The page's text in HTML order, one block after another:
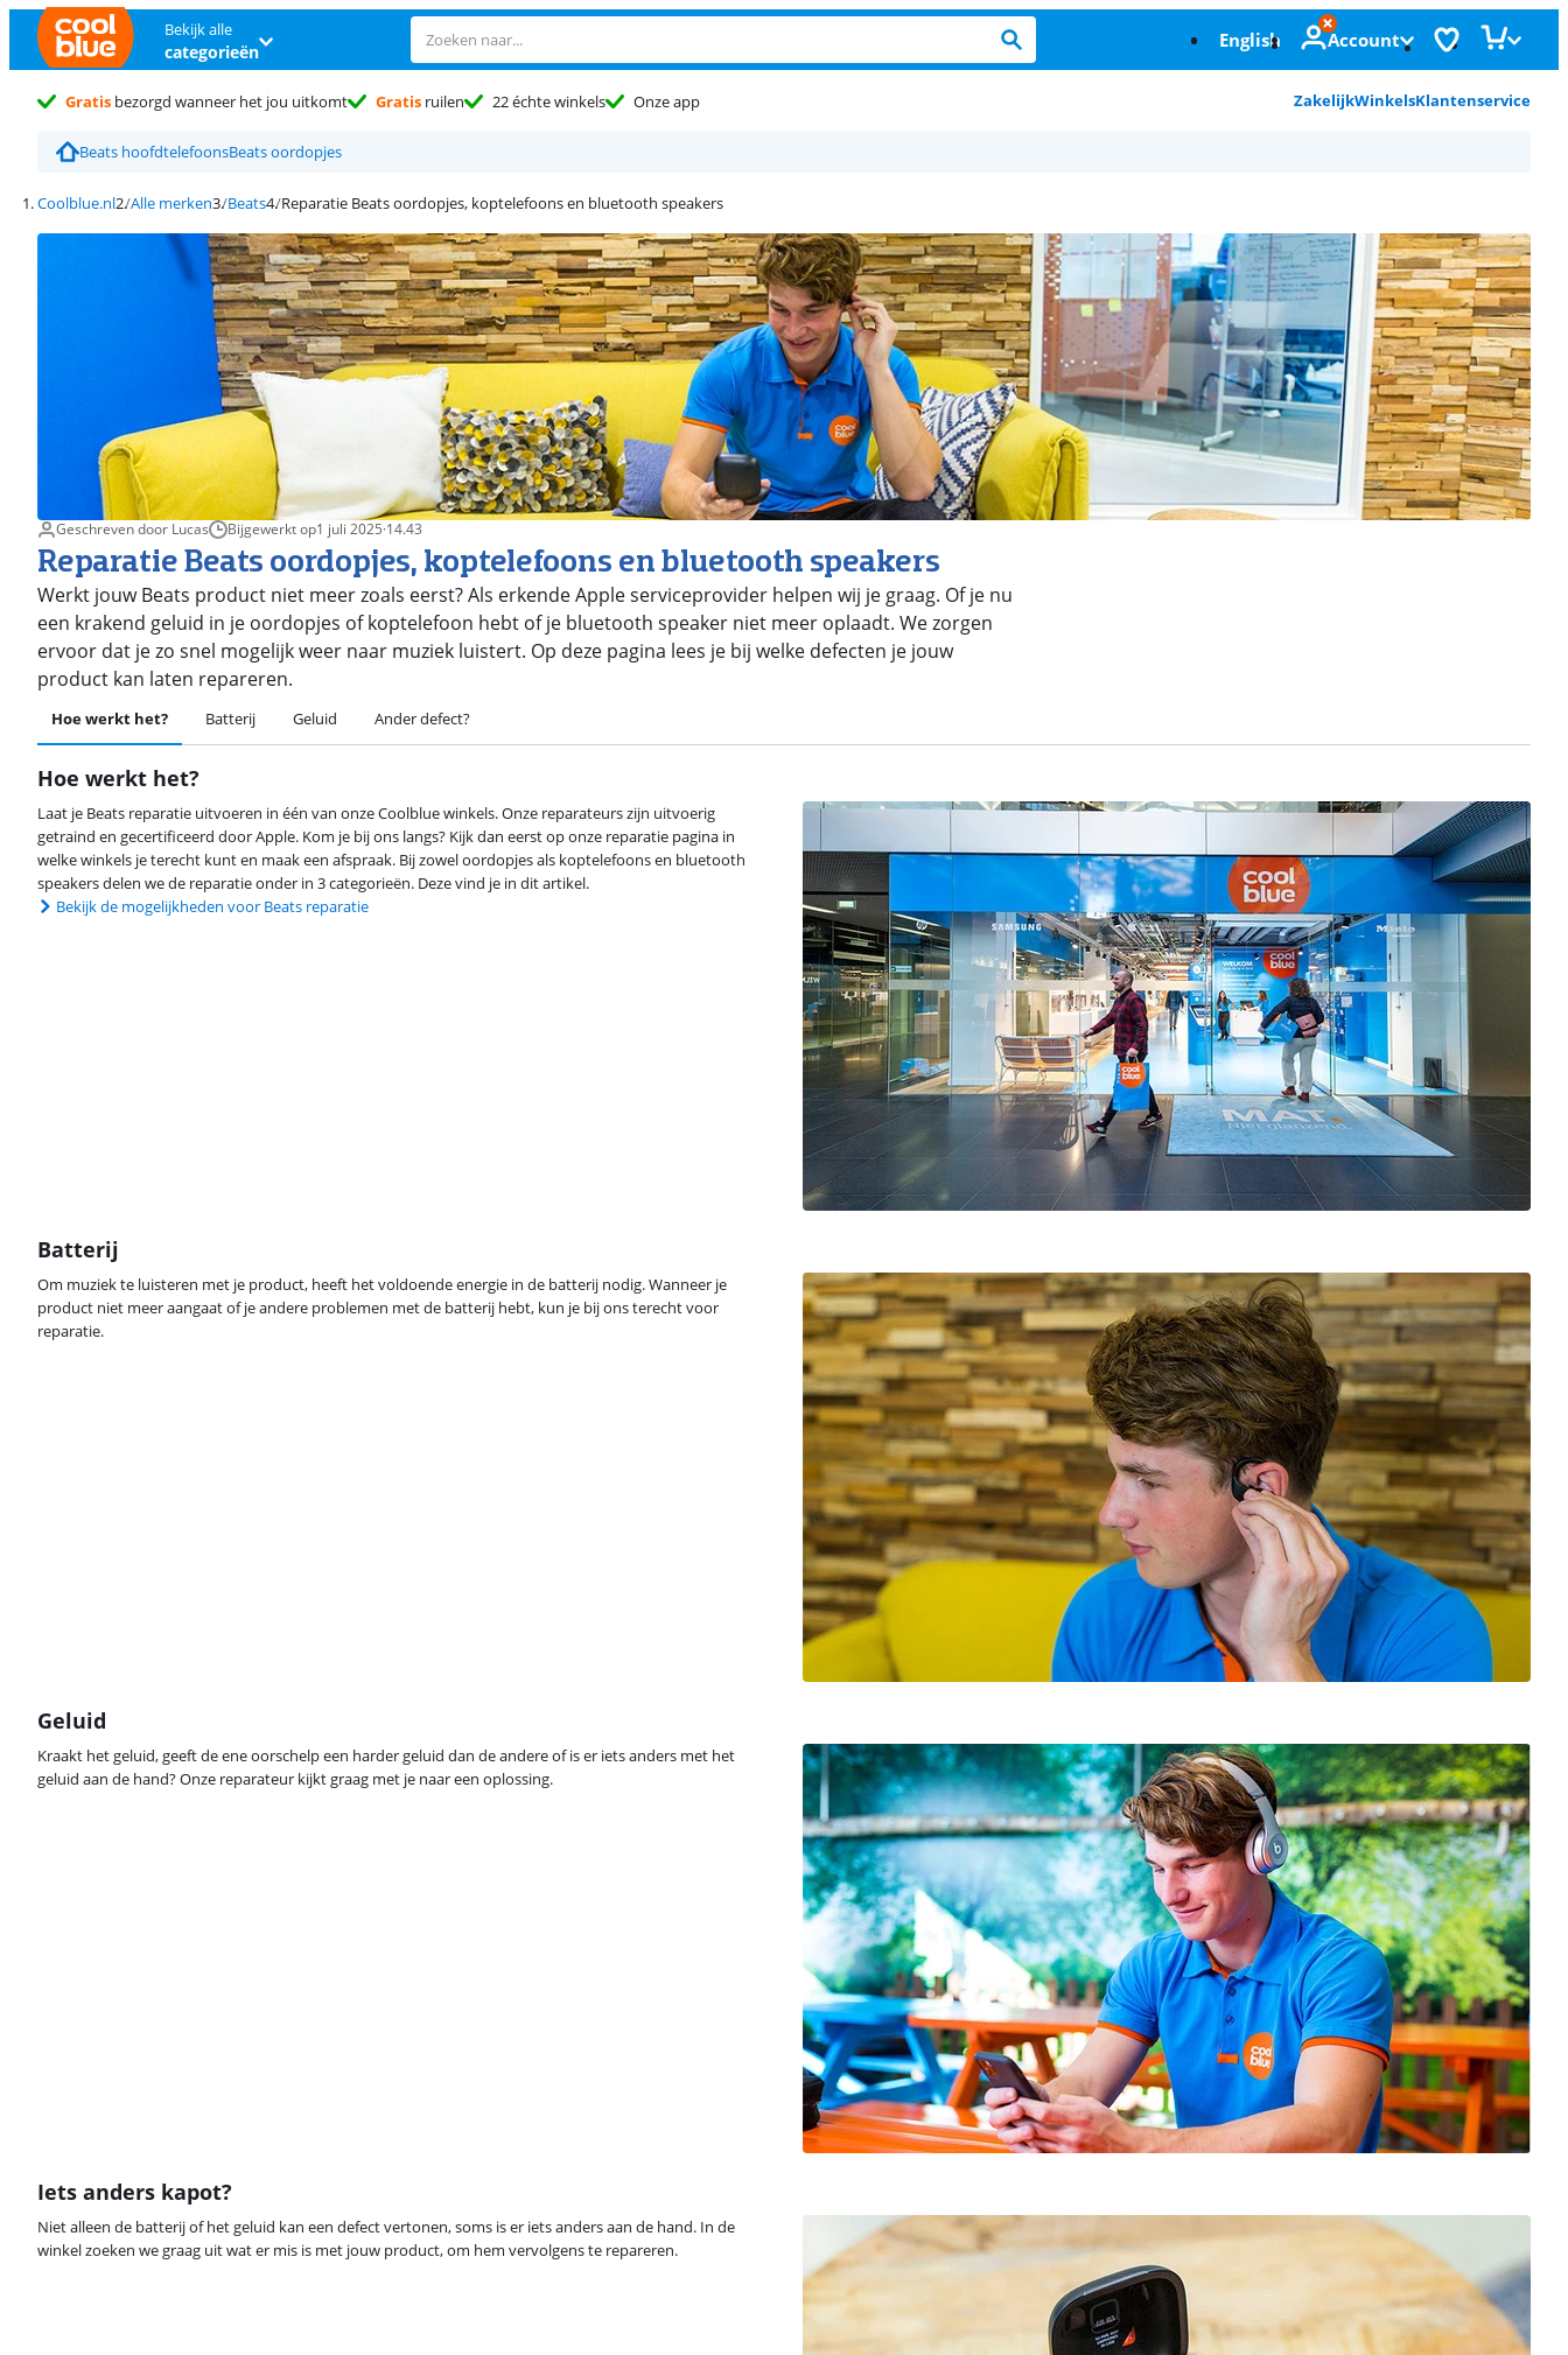
Bekijk alle
categorieën English Account
Gratis bezorgd wanneer het jou uitkomt Gratis ruilen 22 échte winkels Onze app ZakelijkWinkelsKlantenservice
Beats hoofdtelefoonsBeats oordopjes
Coolblue.nl Alle merken Beats Reparatie Beats oordopjes, koptelefoons en bluetooth speakers
Geschreven door Lucas Bijgewerkt op1 juli 2025·14.43
Reparatie Beats oordopjes, koptelefoons en bluetooth speakers
Werkt jouw Beats product niet meer zoals eerst? Als erkende Apple serviceprovider helpen wij je graag. Of je nu
een krakend geluid in je oordopjes of koptelefoon hebt of je bluetooth speaker niet meer oplaadt. We zorgen
ervoor dat je zo snel mogelijk weer naar muziek luistert. Op deze pagina lees je bij welke defecten je jouw
product kan laten repareren.
Hoe werkt het? Batterij Geluid Ander defect?
Hoe werkt het?
Laat je Beats reparatie uitvoeren in één van onze Coolblue winkels. Onze reparateurs zijn uitvoerig
getraind en gecertificeerd door Apple. Kom je bij ons langs? Kijk dan eerst op onze reparatie pagina in
welke winkels je terecht kunt en maak een afspraak. Bij zowel oordopjes als koptelefoons en bluetooth
speakers delen we de reparatie onder in 3 categorieën. Deze vind je in dit artikel.
Bekijk de mogelijkheden voor Beats reparatie
Batterij
Om muziek te luisteren met je product, heeft het voldoende energie in de batterij nodig. Wanneer je
product niet meer aangaat of je andere problemen met de batterij hebt, kun je bij ons terecht voor
reparatie.
Geluid
Kraakt het geluid, geeft de ene oorschelp een harder geluid dan de andere of is er iets anders met het
geluid aan de hand? Onze reparateur kijkt graag met je naar een oplossing.
Iets anders kapot?
Niet alleen de batterij of het geluid kan een defect vertonen, soms is er iets anders aan de hand. In de
winkel zoeken we graag uit wat er mis is met jouw product, om hem vervolgens te repareren.